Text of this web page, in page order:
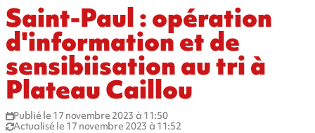
Saint-Paul : opération
d'information et de
sensibiisation au tri à
Plateau Caillou
Publié le 17 novembre 2023 à 11:50
Actualisé le 17 novembre 2023 à 11:52